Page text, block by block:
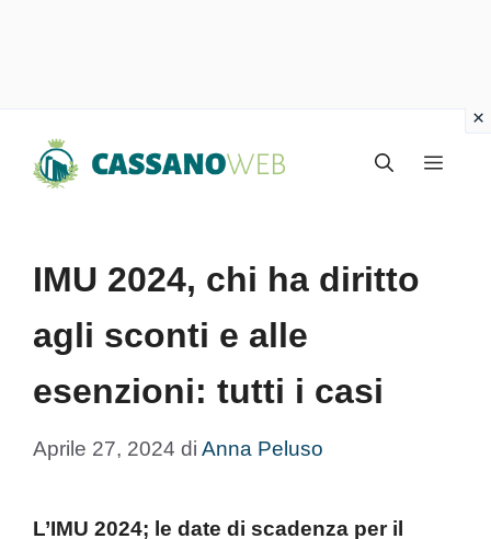
Menu
IMU 2024, chi ha diritto
agli sconti e alle
esenzioni: tutti i casi
Aprile 27, 2024 di Anna Peluso
L’IMU 2024; le date di scadenza per il